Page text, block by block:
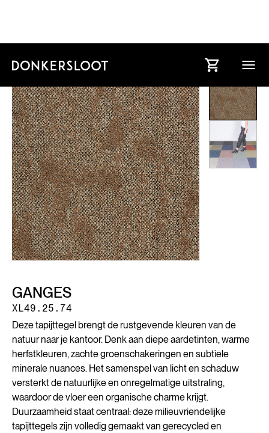
GANGES
XL49.25.74
Deze tapijttegel brengt de rustgevende kleuren van de
natuur naar je kantoor. Denk aan diepe aardetinten, warme
herfstkleuren, zachte groenschakeringen en subtiele
minerale nuances. Het samenspel van licht en schaduw
versterkt de natuurlijke en onregelmatige uitstraling,
waardoor de vloer een organische charme krijgt.
Duurzaamheid staat centraal: deze milieuvriendelijke
tapijttegels zijn volledig gemaakt van gerecycled en